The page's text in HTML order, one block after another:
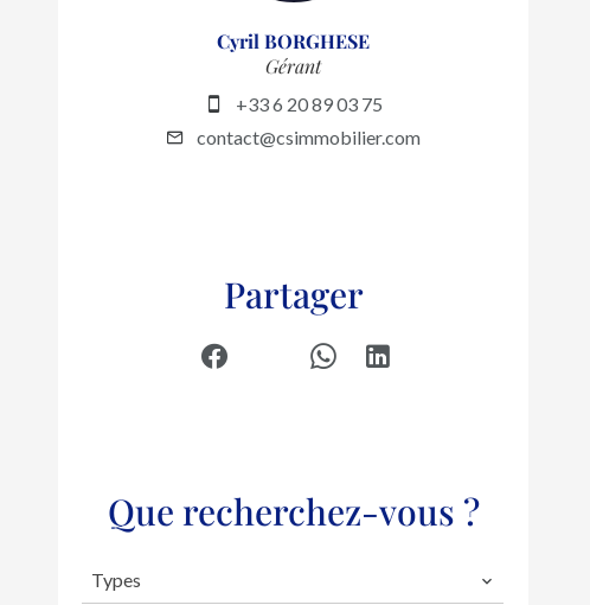
Cyril BORGHESE
Gérant
+33 6 20 89 03 75
contact@csimmobilier.com
Partager
Que recherchez-vous ?
Types